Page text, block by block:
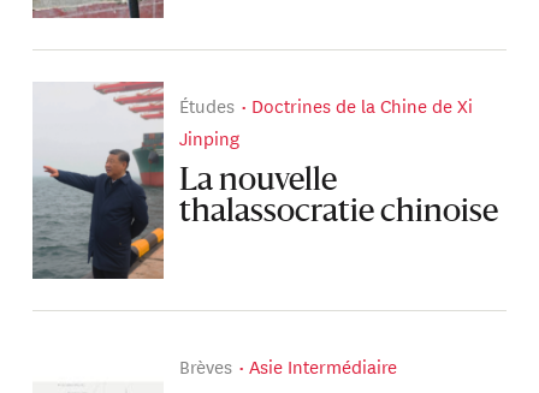
Études
Doctrines de la Chine de Xi
Jinping
La nouvelle
thalassocratie chinoise
Brèves Asie Intermédiaire